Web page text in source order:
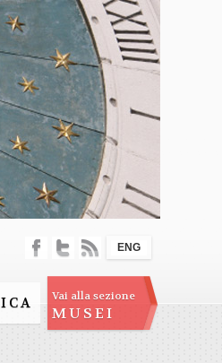
Vai alla sezione
MUSEI
ENG